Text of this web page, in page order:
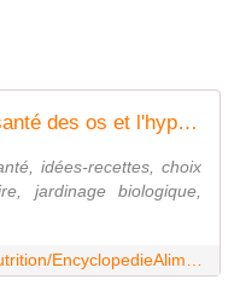
Le fenouil bénéfique pour la santé des os et l'hypertensiion
idées-recettes, choix
jardinage biologique,